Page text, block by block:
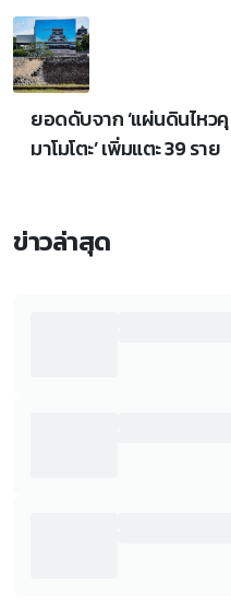
ยอดดับจาก ‘แผ่นดินไหวคุ
มาโมโตะ’ เพิ่มแตะ 39 ราย
ข่าวล่าสุด